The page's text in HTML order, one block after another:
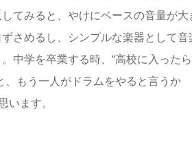
てみると、やけにベースの音量が大
さめるし、シンプルな楽器として音
中学を卒業する時、“高校に入った
、もう一人がドラムをやると言うか
います。